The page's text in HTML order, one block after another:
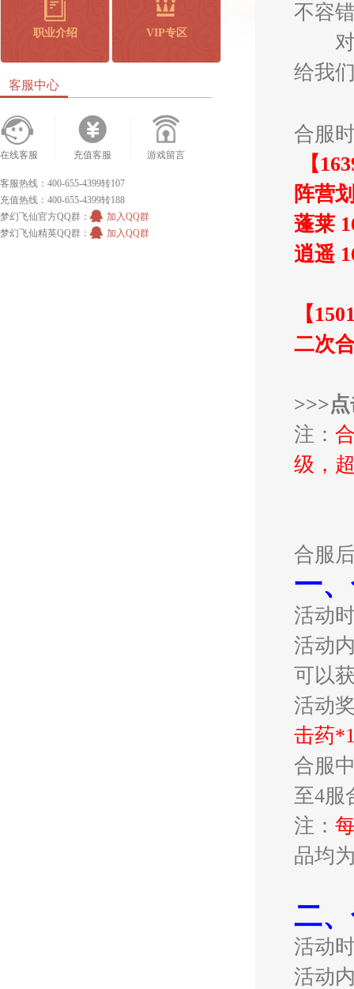
职业介绍 VIP专区
客服中心
在线客服 充值客服 游戏留言
客服热线：400-655-4399转107
充值热线：400-655-4399转188
梦幻飞仙官方QQ群：
加入QQ群
梦幻飞仙精英QQ群：
加入QQ群
不容
对合
给我
合服
【
阵营
蓬
逍遥
【
二次
>>>
注：
级，
合服
一、
活动
活动
可以
活动
击药
合服
至4服
注：
品均
二、
活动
活动